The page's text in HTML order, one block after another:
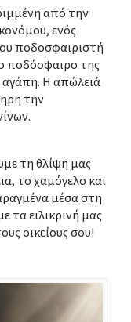
από την
ενός
ποδοσφαιριστή
ποδόσφαιρο της
αγάπη. Η απώλειά
την
τη θλίψη μας
το χαμόγελο και
μέσα στη
τα ειλικρινή μας
οικείους σου!